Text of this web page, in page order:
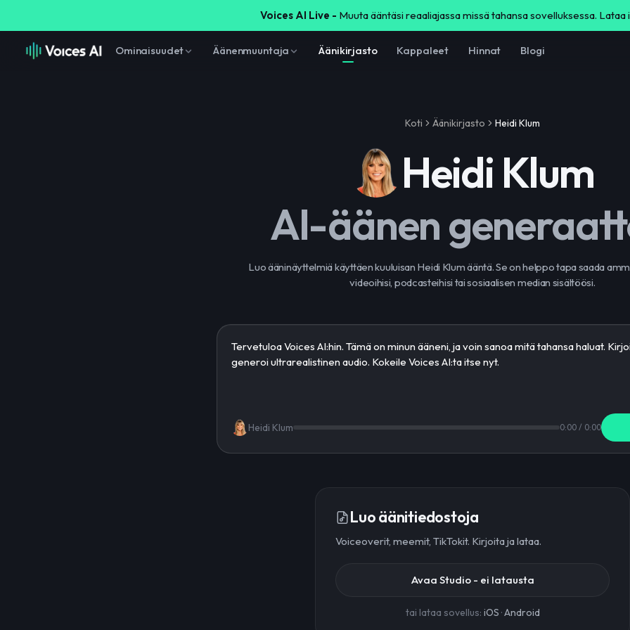
Voices AI Live - Muuta ääntäsi reaaliajassa missä tahansa sovelluksessa.
Ominaisuudet Äänenmuuntaja Äänikirjasto Kappaleet Hinnat Blogi
Koti Äänikirjasto Heidi Klum
Heidi Klum
AI-äänen
Luo ääninäyttelmiä käyttäen kuuluisan Heidi Klum ääntä. Se on helppo tapa saada
videoihisi, podcasteihisi tai sosiaalisen median sisältöösi.
Heidi Klum 0:00 / 0:00
Luo äänitiedostoja
Voiceoverit, meemit, TikTokit. Kirjoita ja lataa.
Avaa Studio - ei latausta
tai lataa sovellus: iOS ·Android